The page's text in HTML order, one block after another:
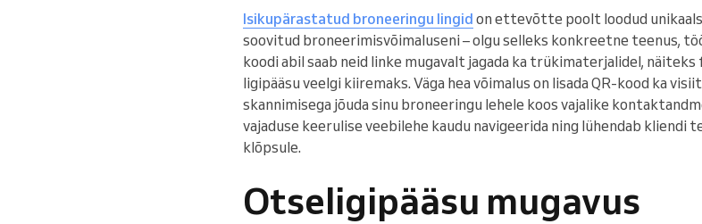
Isikupärastatud broneeringu lingid on ettevõtte poolt loodud
soovitud broneerimisvõimaluseni – olgu selleks konkreetne teenus,
koodi abil saab neid linke mugavalt jagada ka trükimaterjalidel,
ligipääsu veelgi kiiremaks. Väga hea võimalus on lisada QR-kood ka
skannimisega jõuda sinu broneeringu lehele koos vajalike
vajaduse keerulise veebilehe kaudu navigeerida ning lühendab kliendi
klõpsule.
Otseligipääsu mugavus